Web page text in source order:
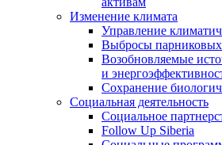
Изменение климата
Управление
Выбросы парниковых
Возобновляемые
и
Сохранение
Социальная деятельность
Социальное
Follow Up Siberia